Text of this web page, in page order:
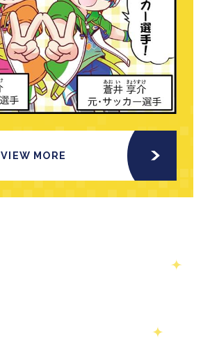
VIEW MORE